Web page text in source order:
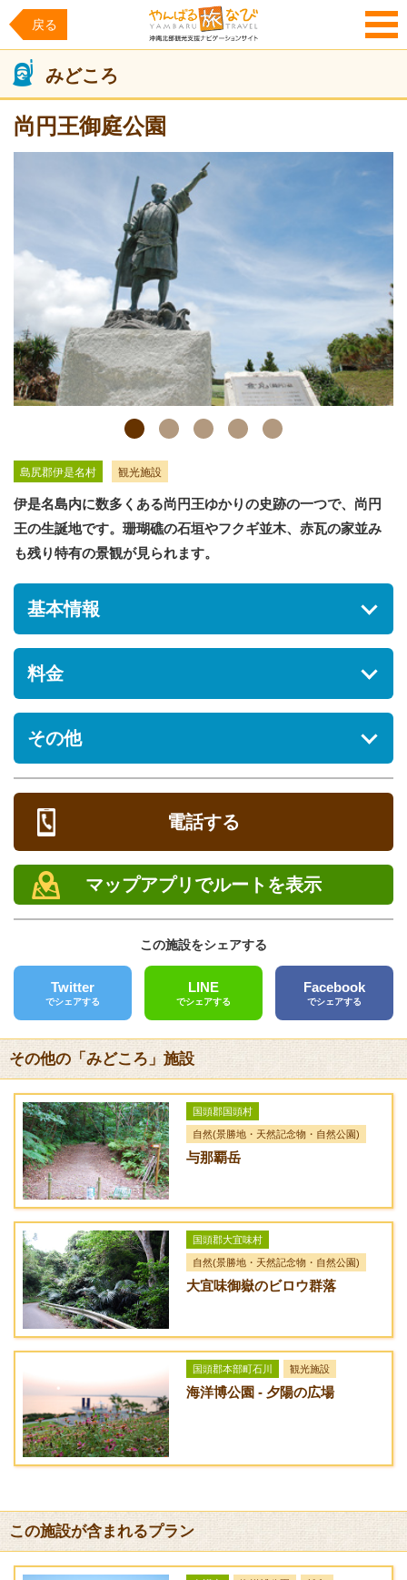
戻る
MENU
みどころ
尚円王御庭公園
島尻郡伊是名村 観光施設
伊是名島内に数多くある尚円王ゆかりの史跡の一つで、尚円
王の生誕地です。珊瑚礁の石垣やフクギ並木、赤瓦の家並み
も残り特有の景観が見られます。
基本情報
住所
沖縄県島尻郡伊是名村仲田1203
駐車場
[あり] 無料
営業時間
定休日
0980-45-2534
FAX
0980-45-2823
[未対応]
[未対応]
[なし]
URL
アクセス方法
一般道：国道58号線を北上、城1丁目交差点にある信号を右
折、伊佐川交差点を左折。国道505号線に出て運天港からフェ
リーで伊是名村へ。
有料道路：那覇IC⇒許田ICで下り、国道58号線を北上、城1丁
目交差点にある信号を右折、伊佐川交差点を左折。国道505号
線に出て運天港からフェリーで伊是名村へ。
路線バス：那覇空港より[路線No.20 名護西線]を利用し、終点
「名護バスターミナル」で下車、タクシーで運天港まで。
GoogleMapsによるルート案内
料金
無料
その他
レストラン
[ なし ]
[ なし ]
バーベキュー
尚円王生誕580(イヒャオー)年を記念した公園。【尚円王生誕地
（みほそ 所）】県指定文化財。松金(金丸)の生誕の地。へその
電話する
マップアプリでルートを表示
この施設をシェアする
Twitter
でシェアする
LINE
でシェアする
Facebook
でシェアする
その他の「みどころ」施設
国頭郡国頭村
自然(景勝地・天然記念物・自然公園)
与那覇岳
国頭郡大宜味村
自然(景勝地・天然記念物・自然公園)
大宜味御嶽のビロウ群落
国頭郡本部町石川 観光施設
海洋博公園 - 夕陽の広場
この施設が含まれるプラン